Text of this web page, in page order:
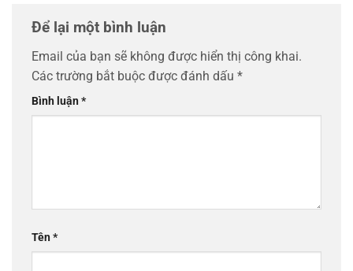
Để lại một bình luận
Email của bạn sẽ không được hiển thị công khai.
Các trường bắt buộc được đánh dấu *
Bình luận*
Tên*